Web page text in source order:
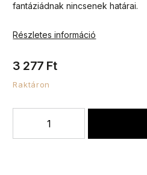
3 277 Ft
Raktáron
fantáziádnak nincsenek határai.
Részletes információ